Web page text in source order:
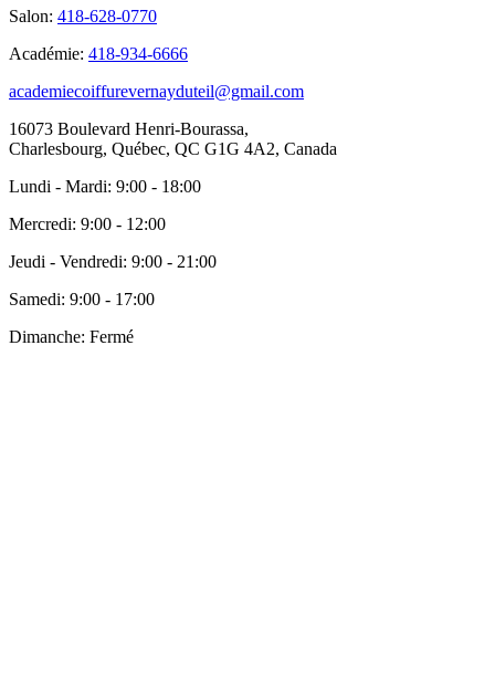
Salon: 418-628-0770
Académie: 418-934-6666
academiecoiffurevernayduteil@gmail.com
16073 Boulevard Henri-Bourassa,
Charlesbourg, Québec, QC G1G 4A2, Canada
Lundi - Mardi: 9:00 - 18:00
Mercredi: 9:00 - 12:00
Jeudi - Vendredi: 9:00 - 21:00
Samedi: 9:00 - 17:00
Dimanche: Fermé